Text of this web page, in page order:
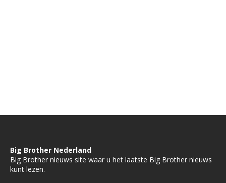
Big Brother Nederland
Big Brother nieuws site waar u het laatste Big Brother nieuws
kunt lezen.